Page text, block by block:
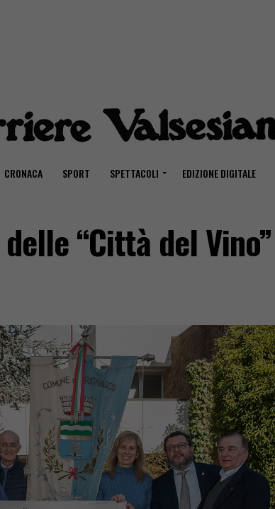
CRONACA SPORT SPETTACOLI EDIZIONE DIGITALE
“Città del Vino”